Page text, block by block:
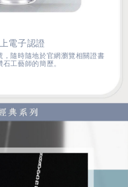
電子認證
，隨時隨地於官網瀏覽相關證書
石工藝師的簡歷。